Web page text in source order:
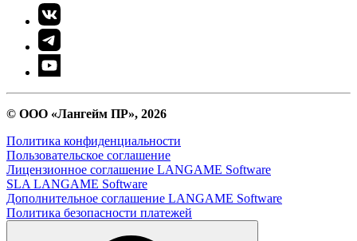
© ООО «Лангейм ПР», 2026
Политика конфиденциальности
Пользовательское соглашение
Лицензионное соглашение LANGAME Software
SLA LANGAME Software
Дополнительное соглашение LANGAME Software
Политика безопасности платежей